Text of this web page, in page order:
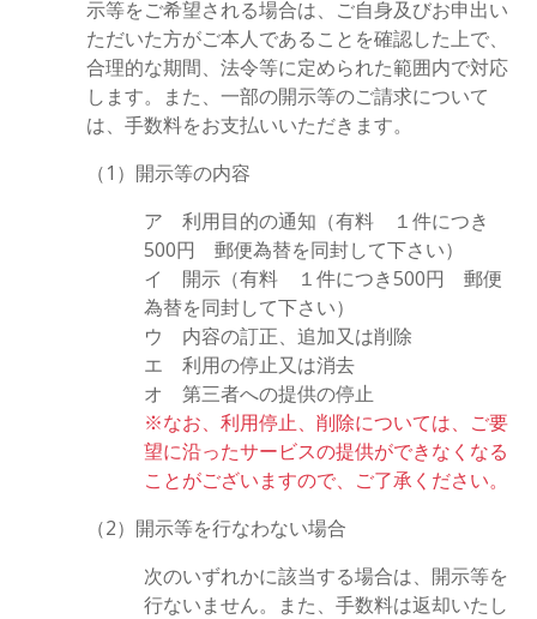
示等をご希望される場合は、ご自身及びお申出い
ただいた方がご本人であることを確認した上で、
合理的な期間、法令等に定められた範囲内で対応
します。また、一部の開示等のご請求について
は、手数料をお支払いいただきます。
（1）開示等の内容
ア 利用目的の通知（有料 １件につき
500円 郵便為替を同封して下さい）
イ 開示（有料 １件につき500円 郵便
為替を同封して下さい）
ウ 内容の訂正、追加又は削除
エ 利用の停止又は消去
オ 第三者への提供の停止
※なお、利用停止、削除については、ご要
望に沿ったサービスの提供ができなくなる
ことがございますので、ご了承ください。
（2）開示等を行なわない場合
次のいずれかに該当する場合は、開示等を
行ないません。また、手数料は返却いたし